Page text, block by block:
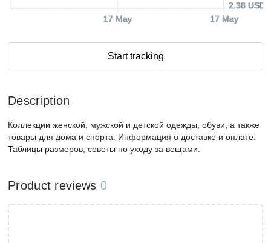
17 May 17 May
2.38 USD
Start tracking
Description
Коллекции женской, мужской и детской одежды, обуви, а также
товары для дома и спорта. Информация о доставке и оплате.
Таблицы размеров, советы по уходу за вещами.
Product reviews 0